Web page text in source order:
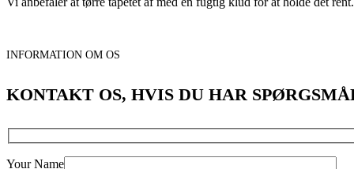
INFORMATION OM OS
KONTAKT OS, HVIS DU HAR
Your Name